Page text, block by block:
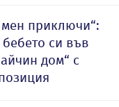
мен приключи“:
си във
дом“ с